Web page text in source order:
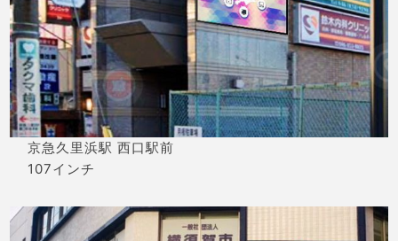
京急久里浜駅 西口駅前
107インチ